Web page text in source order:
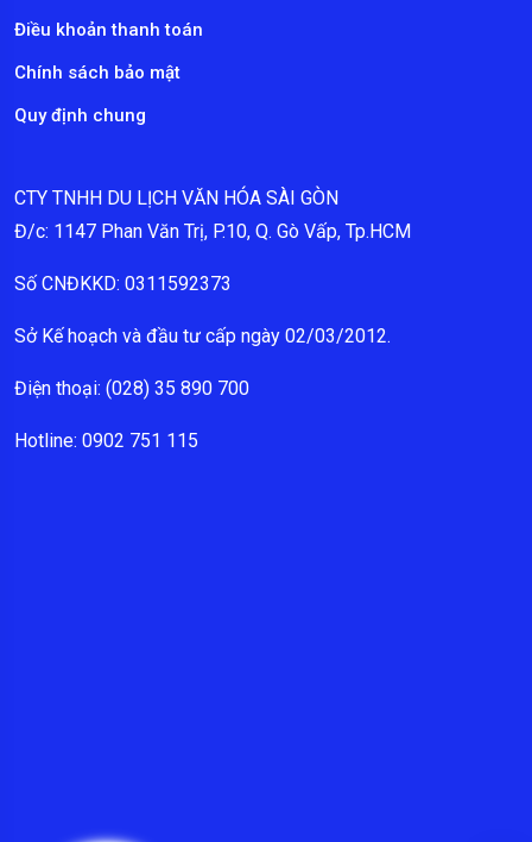
Điều khoản thanh toán
Chính sách bảo mật
Quy định chung
CTY TNHH DU LỊCH VĂN HÓA SÀI GÒN
Đ/c: 1147 Phan Văn Trị, P.10, Q. Gò Vấp, Tp.HCM
Số CNĐKKD: 0311592373
Sở Kế hoạch và đầu tư cấp ngày 02/03/2012.
Điện thoại: (028) 35 890 700
Hotline: 0902 751 115